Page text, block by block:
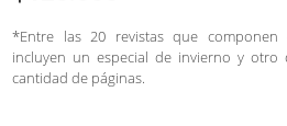
*Entre las 20 revistas que componen
incluyen un especial de invierno y
cantidad de páginas.